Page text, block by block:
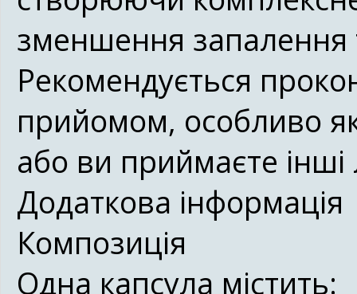
зменшення запалення
Рекомендується
прийомом, особливо
або ви приймаєте інші
Додаткова інформація
Композиція
Одна капсула містить: